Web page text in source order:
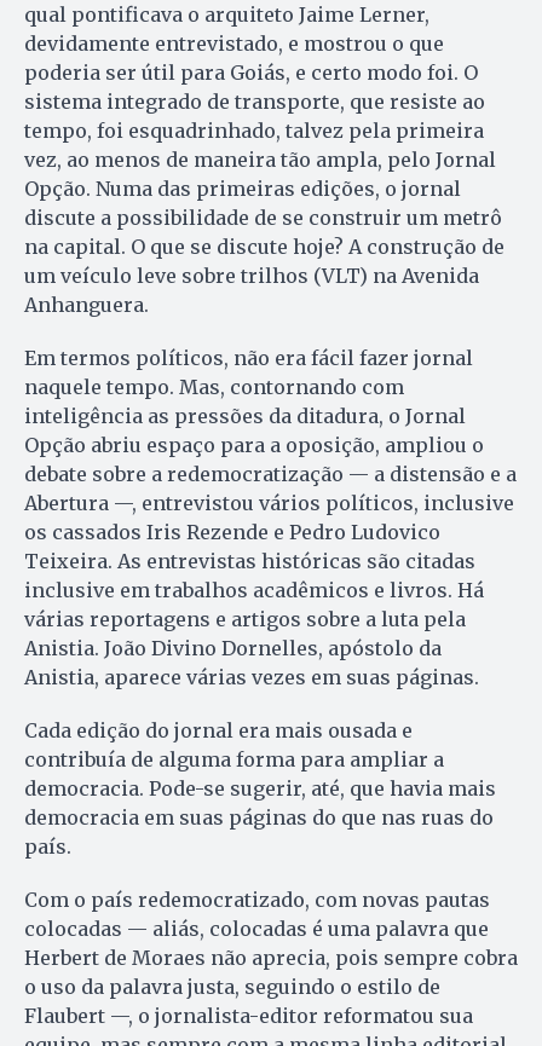
qual pontificava o arquiteto Jaime Lerner,
devidamente entrevistado, e mostrou o que
poderia ser útil para Goiás, e certo modo foi. O
sistema integrado de transporte, que resiste ao
tempo, foi esquadrinhado, talvez pela primeira
vez, ao menos de maneira tão ampla, pelo Jornal
Opção. Numa das primeiras edições, o jornal
discute a possibilidade de se construir um metrô
na capital. O que se discute hoje? A construção de
um veículo leve sobre trilhos (VLT) na Avenida
Anhanguera.
Em termos políticos, não era fácil fazer jornal
naquele tempo. Mas, contornando com
inteligência as pressões da ditadura, o Jornal
Opção abriu espaço para a oposição, ampliou o
debate sobre a redemocratização — a distensão e a
Abertura —, entrevistou vários políticos, inclusive
os cassados Iris Rezende e Pedro Ludovico
Teixeira. As entrevistas históricas são citadas
inclusive em trabalhos acadêmicos e livros. Há
várias reportagens e artigos sobre a luta pela
Anistia. João Divino Dornelles, apóstolo da
Anistia, aparece várias vezes em suas páginas.
Cada edição do jornal era mais ousada e
contribuía de alguma forma para ampliar a
democracia. Pode-se sugerir, até, que havia mais
democracia em suas páginas do que nas ruas do
país.
Com o país redemocratizado, com novas pautas
colocadas — aliás, colocadas é uma palavra que
Herbert de Moraes não aprecia, pois sempre cobra
o uso da palavra justa, seguindo o estilo de
Flaubert —, o jornalista-editor reformatou sua